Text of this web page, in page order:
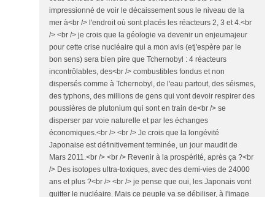
impressionné de voir le décaissement sous le niveau de la
mer à<br /> l'endroit où sont placés les réacteurs 2, 3 et 4.<br
/> <br /> je crois que la géologie va devenir un enjeumajeur
pour cette crise nucléaire qui a mon avis (etj'espère par le
bon sens) sera bien pire que Tchernobyl : 4 réacteurs
incontrôlables, des<br /> combustibles fondus et non
dispersés comme à Tchernobyl, de l'eau partout, des séismes,
des typhons, des millions de gens qui vont devoir respirer des
poussières de plutonium qui sont en train de<br /> se
disperser par voie naturelle et par les échanges
économiques.<br /> <br /> Je crois que la longévité
Japonaise est définitivement terminée, un jour maudit de
Mars 2011.<br /> <br /> Revenir à la prospérité, après ça ?<br
/> Des isotopes ultra-toxiques, avec des demi-vies de 24000
ans et plus ?<br /> <br /> je pense que oui, les Japonais vont
quitter le nucléaire. Mais ce peuple va se débiliser, à l'image